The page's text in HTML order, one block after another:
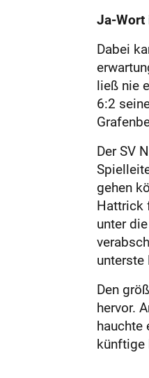
Ja-Wort
Dabei
ließ nie
6:2
Der SV
gehen
Hattrick
unter
unterste
Den
hervor.
hauchte
künftige